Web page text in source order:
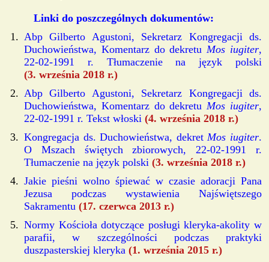
Linki do poszczególnych dokumentów:
Abp Gilberto Agustoni, Sekretarz Kongregacji ds.
Duchowieństwa, Komentarz do dekretuMos iugiter,
22-02-1991 r. Tłumaczenie na język polski
(3. września 2018 r.)
Abp Gilberto Agustoni, Sekretarz Kongregacji ds.
Duchowieństwa, Komentarz do dekretuMos iugiter,
22-02-1991 r. Tekst włoski (4. września 2018 r.)
Kongregacja ds. Duchowieństwa, dekretMos iugiter.
O Mszach świętych zbiorowych, 22-02-1991 r.
Tłumaczenie na język polski (3. września 2018 r.)
Jakie pieśni wolno śpiewać w czasie adoracji Pana
Jezusa podczas wystawienia Najświętszego
Sakramentu (17. czerwca 2013 r.)
Normy Kościoła dotyczące posługi kleryka-akolity w
parafii, w szczególności podczas praktyki
duszpasterskiej kleryka (1. września 2015 r.)